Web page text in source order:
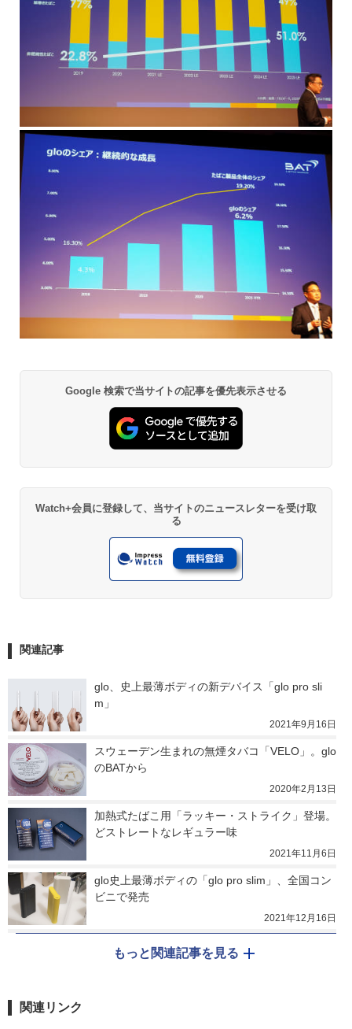
Google 検索で当サイトの記事を優先表示させる
Watch+会員に登録して、当サイトのニュースレターを受け取
る
関連記事
glo、史上最薄ボディの新デバイス「glo pro sli
m」
2021年9月16日
スウェーデン生まれの無煙タバコ「VELO」。glo
のBATから
2020年2月13日
加熱式たばこ用「ラッキー・ストライク」登場。
どストレートなレギュラー味
2021年11月6日
glo史上最薄ボディの「glo pro slim」、全国コン
ビニで発売
2021年12月16日
もっと関連記事を見る
関連リンク